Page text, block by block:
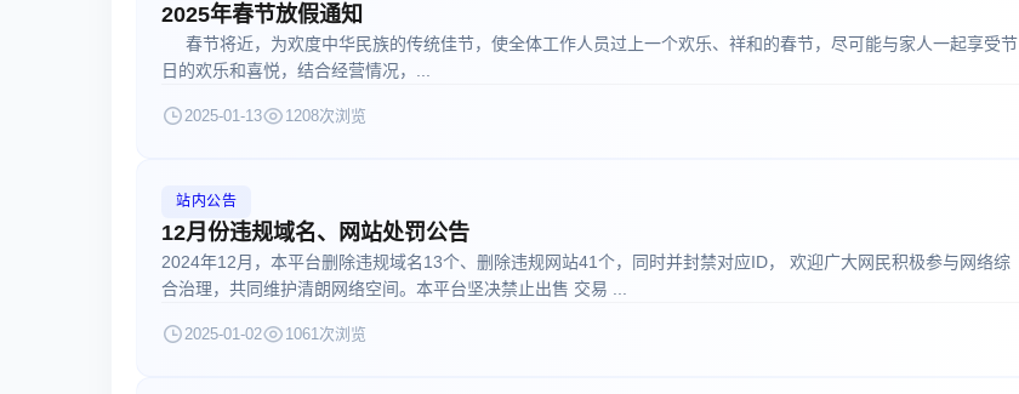
2025年春节放假通知
春节将近，为欢度中华民族的传统佳节，使全体工作人员过上一个欢乐、祥和的春节，尽可能与家人一起享受节
日的欢乐和喜悦，结合经营情况，...
2025-01-13 1208次浏览
站内公告
12月份违规域名、网站处罚公告
2024年12月，本平台删除违规域名13个、删除违规网站41个，同时并封禁对应ID， 欢迎广大网民积极参与网络综
合治理，共同维护清朗网络空间。本平台坚决禁止出售 交易 ...
2025-01-02 1061次浏览